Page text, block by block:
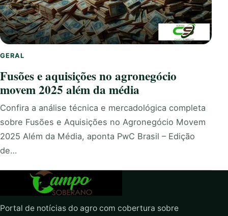
GERAL
Fusões e aquisições no agronegócio
movem 2025 além da média
Confira a análise técnica e mercadológica completa
sobre Fusões e Aquisições no Agronegócio Movem
2025 Além da Média, aponta PwC Brasil – Edição
de…
Portal de notícias do agro com cobertura sobre